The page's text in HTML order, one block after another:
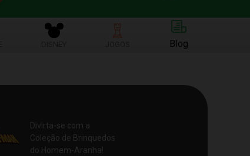
Blog
Divirta-se com a
Coleção de Brinquedos
do Homem-Aranha!